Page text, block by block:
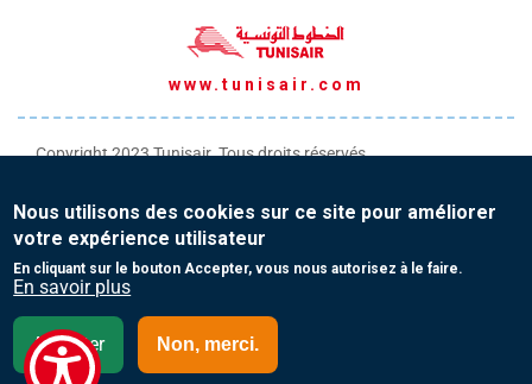
www.tunisair.com
Copyright 2023 Tunisair. Tous droits réservés
Conditions générales de Vente
Protection de vos données personnelles
Algérie- Français (FR)
Nous utilisons des cookies sur ce site pour améliorer
votre expérience utilisateur
En cliquant sur le bouton Accepter, vous nous autorisez à le faire.
En savoir plus
Accepter Non, merci.